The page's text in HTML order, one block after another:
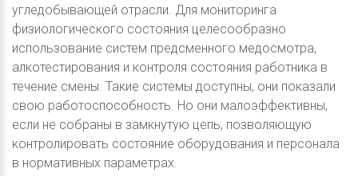
угледобывающей отрасли. Для мониторинга
физиологического состояния целесообразно
использование систем предсменного медосмотра,
алкотестирования и контроля состояния работника в
течение смены. Такие системы доступны, они показали
свою работоспособность. Но они малоэффективны,
если не собраны в замкнутую цепь, позволяющую
контролировать состояние оборудования и персонала
в нормативных параметрах.